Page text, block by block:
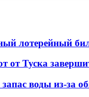
лотерейный
от Туска
воды из-за